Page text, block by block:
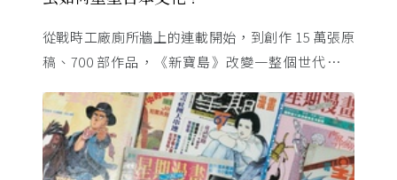
從戰時工廠廁所牆上的連載開始，到創作 15 萬張原
稿、700 部作品，《新寶島》改變一整個世代的命
改寫日本的文化 ...